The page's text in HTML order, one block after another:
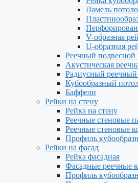
Ламель
V-образная
U-образная
Реечный подвесной
Акустическая
Радиусный реечный
Кубообразный
Баффели
Рейки на стену
Рейка на стену
Реечные стеновые
Реечные стеновые
Профиль
Рейки на фасад
Рейка фасадная
Фасадные реечные
Профиль